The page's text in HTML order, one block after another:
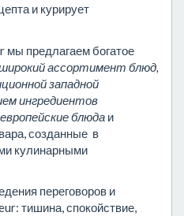
и курирует
мы предлагаем богатое
ассортимент блюд,
западной
ингредиентов
блюда и
созданные в
кулинарными
переговоров и
тишина, спокойствие,